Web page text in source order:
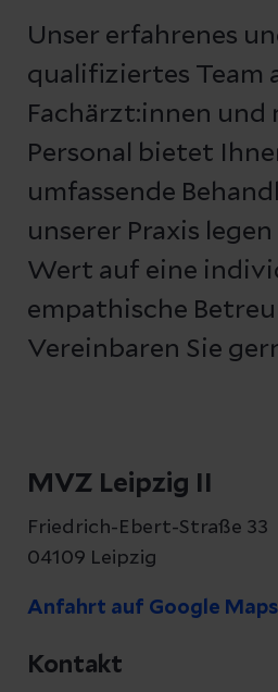
Unser erfahrenes
qualifiziertes Team
Fachärzt:innen und
Personal bietet
umfassende
unserer Praxis
Wert auf eine
empathische
Vereinbaren Sie
MVZ Leipzig II
Friedrich-Ebert-Straße 33
04109 Leipzig
Anfahrt auf Google Maps
Kontakt